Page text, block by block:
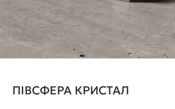
ПІВСФЕРА КРИСТАЛ